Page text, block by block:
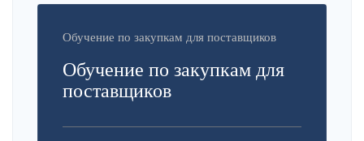
Обучение по закупкам для поставщиков
Обучение по закупкам для
поставщиков